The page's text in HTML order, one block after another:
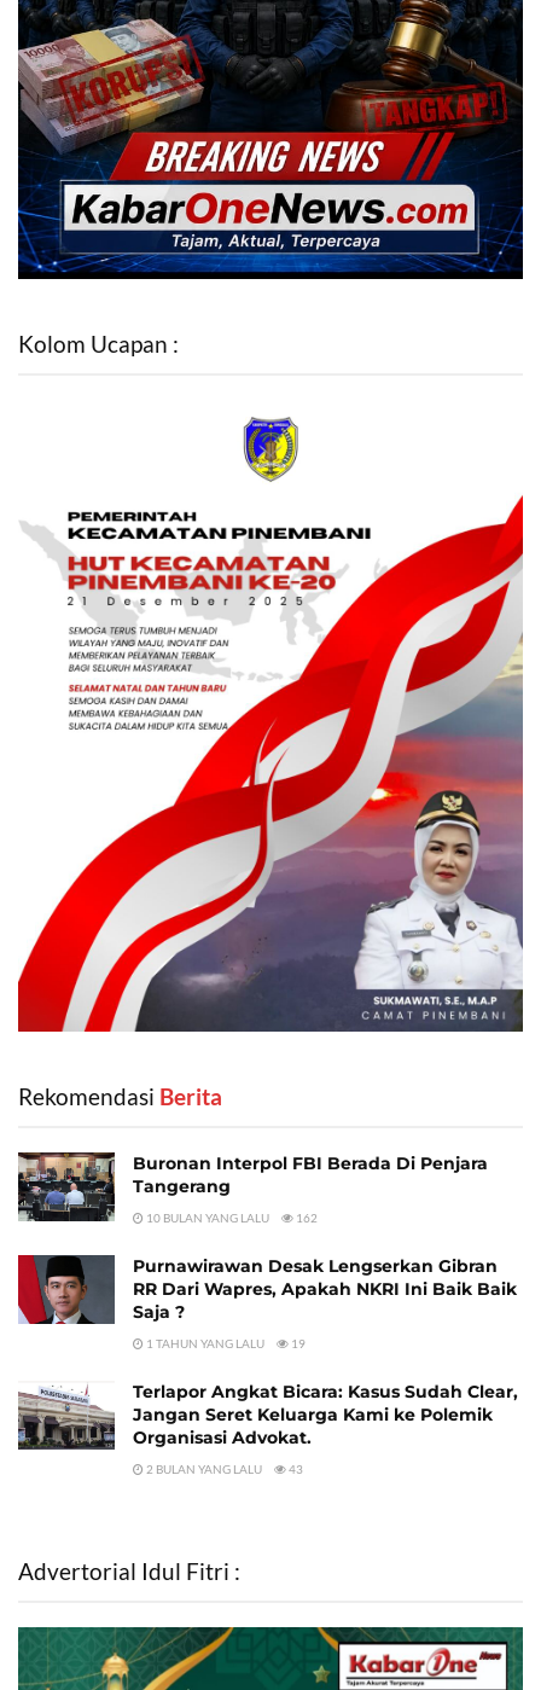
Kolom Ucapan :
Rekomendasi ‎ Berita
Buronan Interpol FBI Berada Di Penjara
Tangerang
10 BULAN YANG LALU 162
Purnawirawan Desak Lengserkan Gibran
RR Dari Wapres, Apakah NKRI Ini Baik Baik
Saja ?
1 TAHUN YANG LALU 19
Terlapor Angkat Bicara: Kasus Sudah Clear,
Jangan Seret Keluarga Kami ke Polemik
Organisasi Advokat.
2 BULAN YANG LALU 43
Advertorial Idul Fitri :